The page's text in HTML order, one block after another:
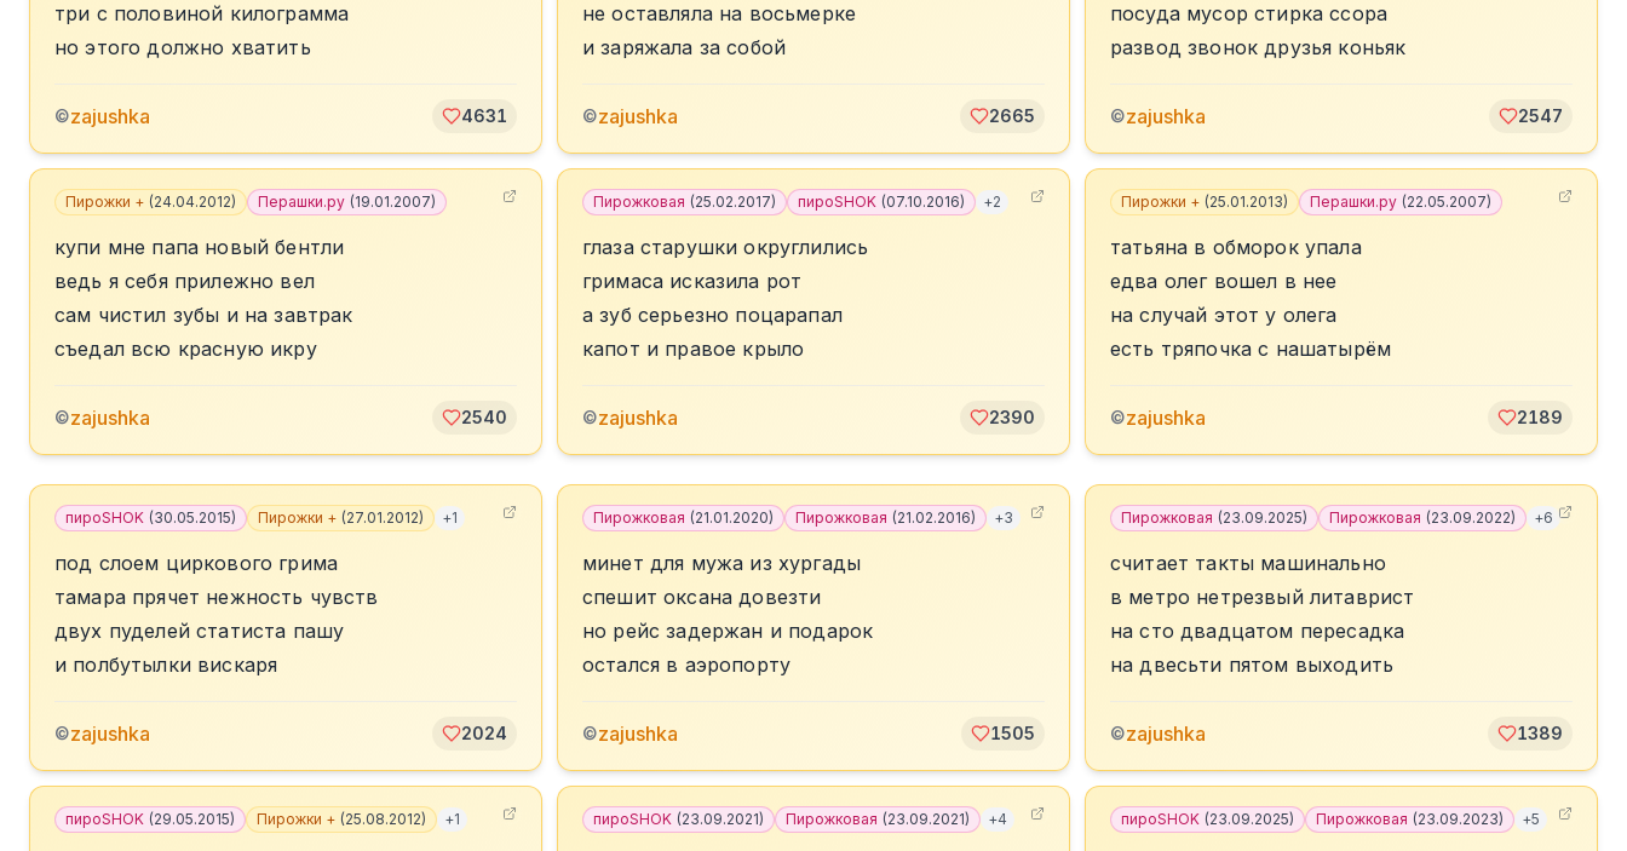
три с половиной килограмма
но этого должно хватить
©zajushka 4631
не оставляла на восьмерке
и заряжала за собой
©zajushka 2665
посуда мусор стирка ссора
развод звонок друзья коньяк
©zajushka 2547
Пирожки + (24.04.2012) Перашки.ру (19.01.2007)
купи мне папа новый бентли
ведь я себя прилежно вел
сам чистил зубы и на завтрак
съедал всю красную икру
©zajushka 2540
Пирожковая (25.02.2017) пироSHOK (07.10.2016) +2
глаза старушки округлились
гримаса исказила рот
а зуб серьезно поцарапал
капот и правое крыло
©zajushka 2390
Пирожки + (25.01.2013) Перашки.ру (22.05.2007)
татьяна в обморок упала
едва олег вошел в нее
на случай этот у олега
есть тряпочка с нашатырём
©zajushka 2189
пироSHOK (30.05.2015) Пирожки + (27.01.2012) +1
под слоем циркового грима
тамара прячет нежность чувств
двух пуделей статиста пашу
и полбутылки вискаря
©zajushka 2024
Пирожковая (21.01.2020) Пирожковая (21.02.2016) +3
минет для мужа из хургады
спешит оксана довезти
но рейс задержан и подарок
остался в аэропорту
©zajushka 1505
Пирожковая (23.09.2025) Пирожковая (23.09.2022) +6
считает такты машинально
в метро нетрезвый литаврист
на сто двадцатом пересадка
на двесьти пятом выходить
©zajushka 1389
пироSHOK (29.05.2015) Пирожки + (25.08.2012) +1 пироSHOK (23.09.2021) Пирожковая (23.09.2021) +4 пироSHOK (23.09.2025) Пирожковая (23.09.2023) +5